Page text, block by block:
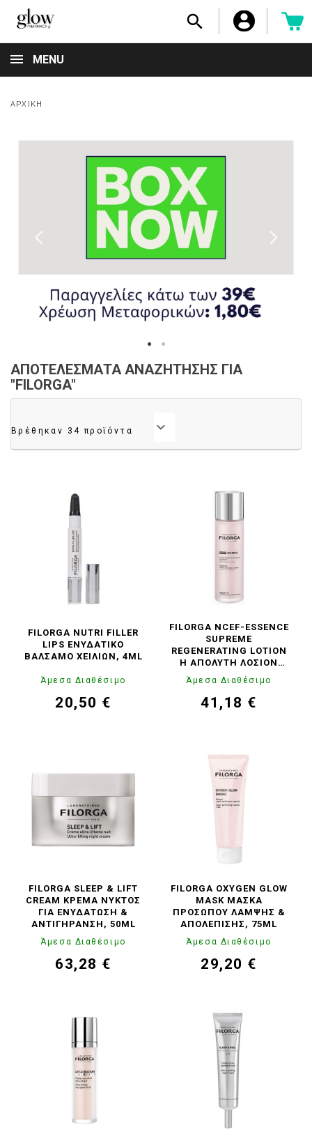

MENU
ΑΡΧΙΚΉ
ΑΠΟΤΕΛΈΣΜΑΤΑ ΑΝΑΖΉΤΗΣΗΣ ΓΙΑ
"FILORGA"
Βρέθηκαν 34 προϊόντα Συνάφεια

FILORGA NUTRI FILLER
LIPS EΝΥΔΑΤΙΚΌ
ΒΆΛΣΑΜΟ ΧΕΙΛΙΏΝ, 4ML
Άμεσα Διαθέσιμο
Τιμή
20,50 €
FILORGA NCEF-ESSENCE
SUPREME
REGENERATING LOTION
Η ΑΠΌΛΥΤΗ ΛΟΣΙΌΝ
ΕΝΥΔΆΤΩΣΗΣ & ΛΆΜΨΗΣ
150ML
Άμεσα Διαθέσιμο
Τιμή
41,18 €
FILORGA SLEEP & LIFT
CREAM ΚΡΈΜΑ ΝΥΚΤΌΣ
ΓΙΑ ΕΝΥΔΆΤΩΣΗ &
ΑΝΤΙΓΉΡΑΝΣΗ, 50ML
Άμεσα Διαθέσιμο
Τιμή
63,28 €
FILORGA OXYGEN GLOW
MASK ΜΆΣΚΑ
ΠΡΟΣΏΠΟΥ ΛΆΜΨΗΣ &
ΑΠΟΛΈΠΙΣΗΣ, 75ML
Άμεσα Διαθέσιμο
Τιμή
29,20 €